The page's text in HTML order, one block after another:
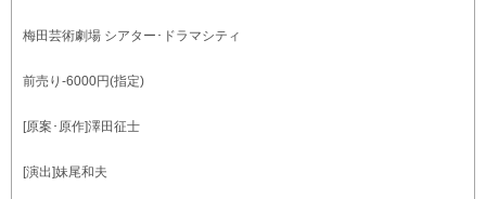
梅田芸術劇場 シアター･ドラマシティ
前売り-6000円(指定)
[原案･原作]澤田征士
[演出]妹尾和夫